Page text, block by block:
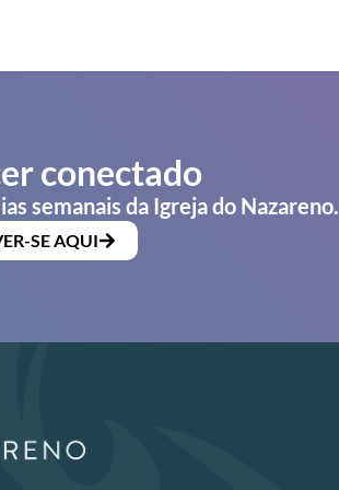
conectado
semanais da Igreja do Nazareno.
SE AQUI